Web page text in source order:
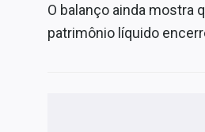
O balanço ainda mostra
patrimônio líquido